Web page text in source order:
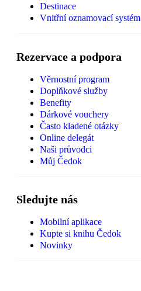
Destinace
Vnitřní oznamovací systém
Rezervace a podpora
Věrnostní program
Doplňkové služby
Benefity
Dárkové vouchery
Často kladené otázky
Online delegát
Naši průvodci
Můj Čedok
Sledujte nás
Mobilní aplikace
Kupte si knihu Čedok
Novinky